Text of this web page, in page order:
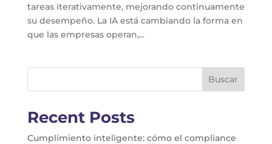
tareas iterativamente, mejorando continuamente
su desempeño. La IA está cambiando la forma en
que las empresas operan,...
Buscar
Recent Posts
Cumplimiento inteligente: cómo el compliance